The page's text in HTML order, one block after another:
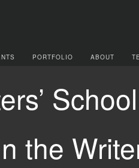
PORTFOLIO ABOUT
the